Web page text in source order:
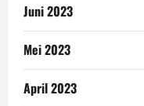
Juni 2023
Mei 2023
April 2023